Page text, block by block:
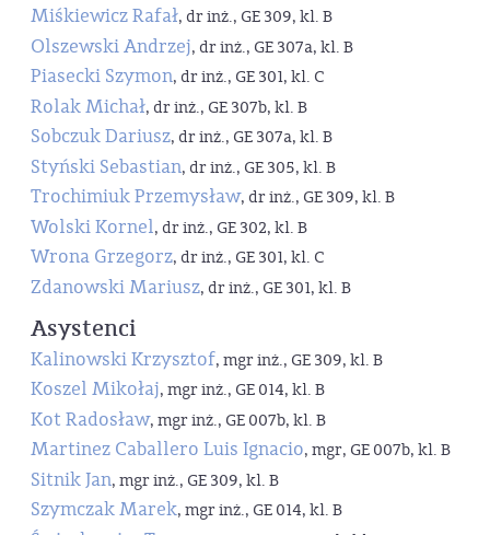
Miśkiewicz Rafał, dr inż., GE 309, kl. B
Olszewski Andrzej, dr inż., GE 307a, kl. B
Piasecki Szymon, dr inż., GE 301, kl. C
Rolak Michał, dr inż., GE 307b, kl. B
Sobczuk Dariusz, dr inż., GE 307a, kl. B
Styński Sebastian, dr inż., GE 305, kl. B
Trochimiuk Przemysław, dr inż., GE 309, kl. B
Wolski Kornel, dr inż., GE 302, kl. B
Wrona Grzegorz, dr inż., GE 301, kl. C
Zdanowski Mariusz, dr inż., GE 301, kl. B
Asystenci
Kalinowski Krzysztof, mgr inż., GE 309, kl. B
Koszel Mikołaj, mgr inż., GE 014, kl. B
Kot Radosław, mgr inż., GE 007b, kl. B
Martinez Caballero Luis Ignacio, mgr, GE 007b, kl. B
Sitnik Jan, mgr inż., GE 309, kl. B
Szymczak Marek, mgr inż., GE 014, kl. B